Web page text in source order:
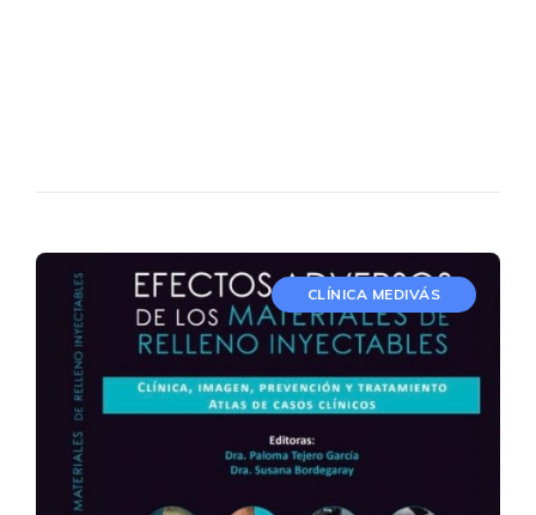
CLÍNICA MEDIVÁS